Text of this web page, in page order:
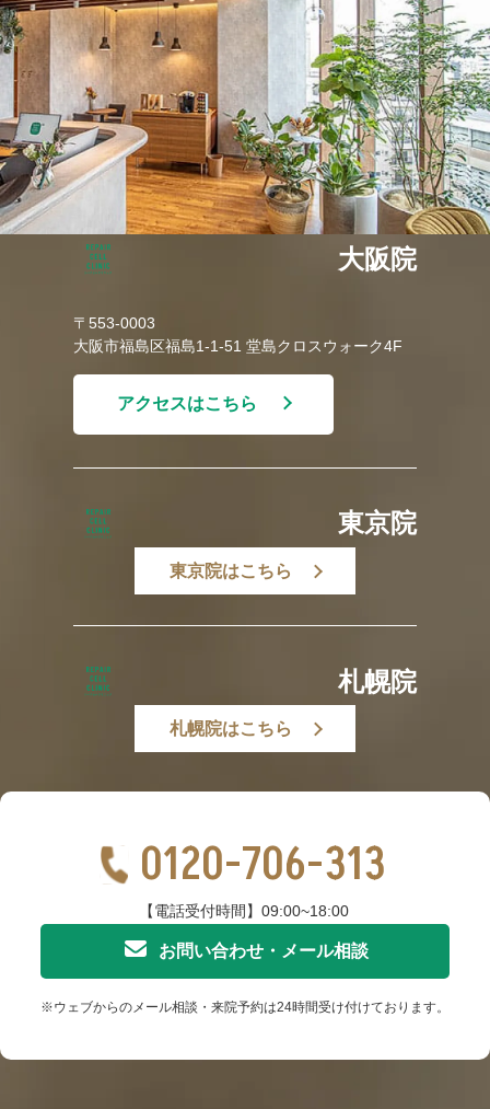
大阪院
〒553-0003
大阪市福島区福島1-1-51 堂島クロスウォーク4F
アクセスはこちら
東京院
東京院はこちら
札幌院
札幌院はこちら
0120-706-313
【電話受付時間】09:00~18:00
お問い合わせ・メール相談
※ウェブからのメール相談・来院予約は24時間受け付けております。